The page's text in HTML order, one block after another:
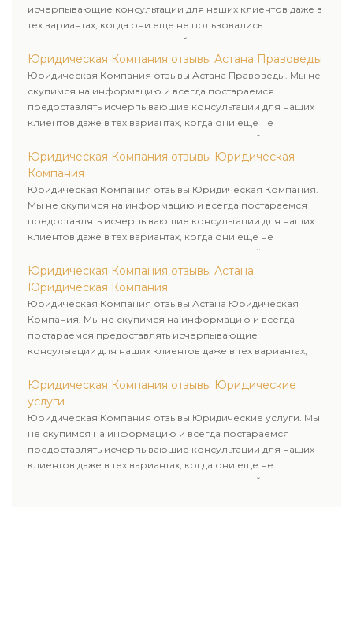
исчерпывающие консультации для наших клиентов даже в
тех вариантах, когда они еще не пользовались
юридическими услугами нашей компании.
Юридическая Компания отзывы Астана Правоведы
Юридическая Компания отзывы Астана Правоведы. Мы не
скупимся на информацию и всегда постараемся
предоставлять исчерпывающие консультации для наших
клиентов даже в тех вариантах, когда они еще не
пользовались юридическими услугами нашей компании.
Юридическая Компания отзывы Юридическая
Компания
Юридическая Компания отзывы Юридическая Компания.
Мы не скупимся на информацию и всегда постараемся
предоставлять исчерпывающие консультации для наших
клиентов даже в тех вариантах, когда они еще не
пользовались юридическими услугами нашей компании.
Юридическая Компания отзывы Астана
Юридическая Компания
Юридическая Компания отзывы Астана Юридическая
Компания. Мы не скупимся на информацию и всегда
постараемся предоставлять исчерпывающие
консультации для наших клиентов даже в тех вариантах,
нашей компании.
Юридическая Компания отзывы Юридические
услуги
Юридическая Компания отзывы Юридические услуги. Мы
не скупимся на информацию и всегда постараемся
предоставлять исчерпывающие консультации для наших
клиентов даже в тех вариантах, когда они еще не
пользовались юридическими услугами нашей компании.